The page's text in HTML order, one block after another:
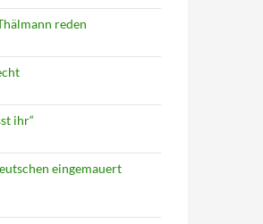
reden
ihr“
eingemauert